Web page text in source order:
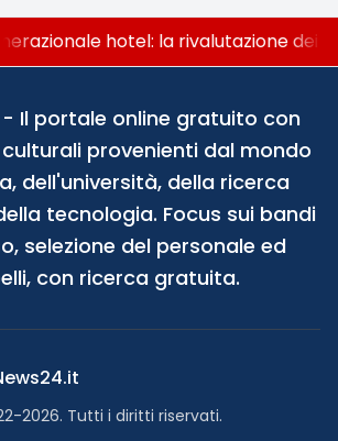
hotel: la rivalutazione dei
- Il portale online gratuito con
provenienti dal mondo
dell'università, della ricerca
tecnologia. Focus sui bandi
selezione del personale ed
con ricerca gratuita.
2026. Tutti i diritti riservati.